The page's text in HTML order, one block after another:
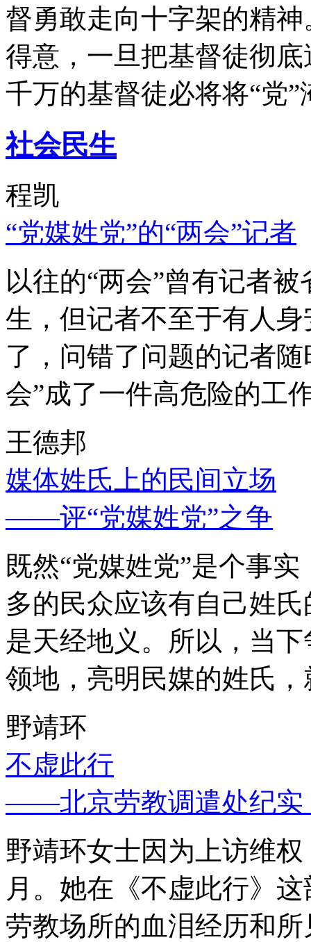
督勇敢走向十字架的精
得意，一旦把基督徒彻
千万的基督徒必将将“党”
社会民生
程凯
“党媒姓党”的“两会”记者
以往的“两会”曾有记者
生，但记者不至于有人
了，问错了问题的记者
会”成了一件高危险的工
王德邦
媒体姓氏上的民间立场
——评“党媒姓党”之争
既然“党媒姓党”是个事
多的民众应该有自己姓
是天经地义。所以，当
领地，亮明民媒的姓氏
野靖环
不虚此行
——北京劳教调遣处纪实
野靖环女士因为上访维
月。她在《不虚此行》
劳教场所的血泪经历和